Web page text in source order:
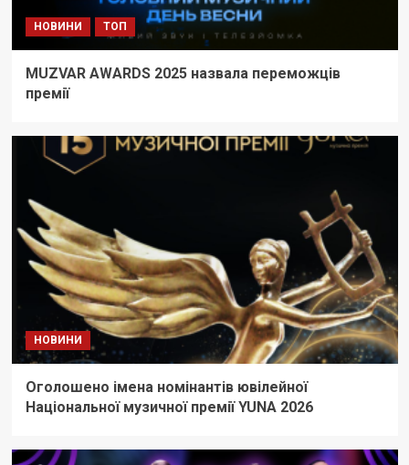
НОВИНИ ТОП
MUZVAR AWARDS 2025 назвала переможців
премії
НОВИНИ
Оголошено імена номінантів ювілейної
Національної музичної премії YUNA 2026